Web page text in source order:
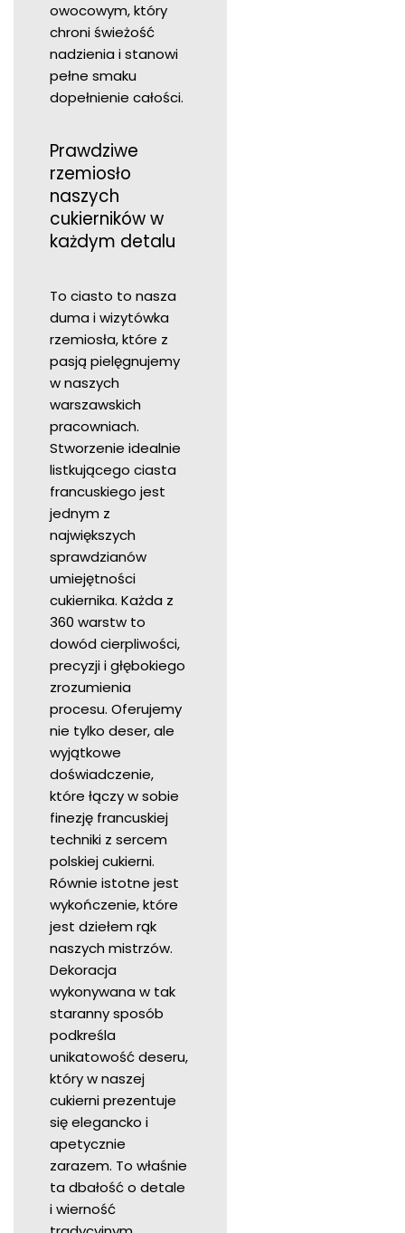
owocowym, który
chroni świeżość
nadzienia i stanowi
pełne smaku
dopełnienie całości.
Prawdziwe
rzemiosło
naszych
cukierników w
każdym detalu
To ciasto to nasza
duma i wizytówka
rzemiosła, które z
pasją pielęgnujemy
w naszych
warszawskich
pracowniach.
Stworzenie idealnie
listkującego ciasta
francuskiego jest
jednym z
największych
sprawdzianów
umiejętności
cukiernika. Każda z
360 warstw to
dowód cierpliwości,
precyzji i głębokiego
zrozumienia
procesu. Oferujemy
nie tylko deser, ale
wyjątkowe
doświadczenie,
które łączy w sobie
finezję francuskiej
techniki z sercem
polskiej cukierni.
Równie istotne jest
wykończenie, które
jest dziełem rąk
naszych mistrzów.
Dekoracja
wykonywana w tak
staranny sposób
podkreśla
unikatowość deseru,
który w naszej
cukierni prezentuje
się elegancko i
apetycznie
zarazem. To właśnie
ta dbałość o detale
i wierność